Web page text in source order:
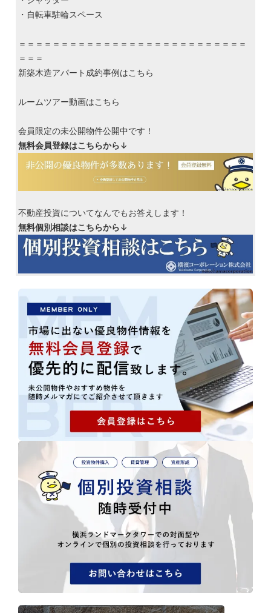
・自転車駐輪スペース
＝＝＝＝＝＝＝＝＝＝＝＝＝＝＝＝＝＝＝＝＝＝＝＝＝＝＝
＝＝＝
新築木造アパート成約事例はこちら
ルームツアー動画はこちら
会員限定の未公開物件公開中です！
無料会員登録はこちらから↓
不動産投資についてなんでもお答えします！
無料個別相談はこちらから↓